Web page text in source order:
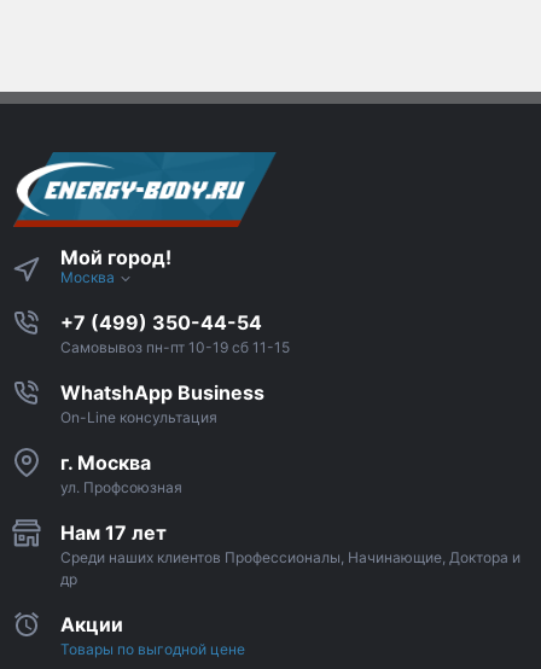
Мой город!
Москва
+7 (499) 350-44-54
Самовывоз пн-пт 10-19 сб 11-15
WhatshApp Business
On-Line консультация
г. Москва
ул. Профсоюзная
Нам 17 лет
Среди наших клиентов Профессионалы, Начинающие, Доктора и
др
Акции
Товары по выгодной цене